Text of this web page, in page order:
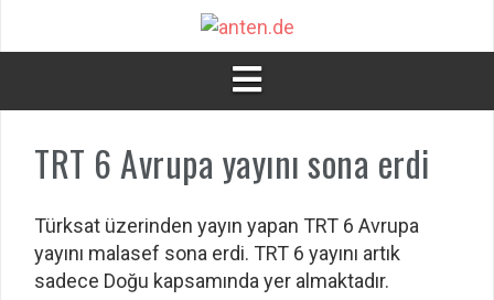
TRT 6 Avrupa yayını sona erdi
Türksat üzerinden yayın yapan TRT 6 Avrupa
yayını malasef sona erdi. TRT 6 yayını artık
sadece Doğu kapsamında yer almaktadır.